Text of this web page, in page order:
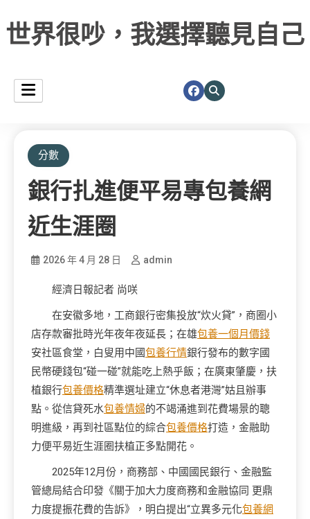
世界很吵，我選擇聽見自己
分數
銀行扎進便平易專包養網
近生涯圈
2026 年 4 月 28 日 admin
經濟日報記者 尚咲
在安徽多地，工商銀行密集投放“炊火貸”，商圈小
店存款審批時光年夜年夜延長；在雄包養一個月價錢
安社區食堂，白叟用中國包養行情銀行發布的數字國
民幣硬錢包“碰一碰”就能吃上熱乎飯；在廣東肇慶，扶
植銀行包養價格精準選址建立“休息者港灣”姑且辦事
點。從信貸死水包養情婦的不竭涌進到花費場景的聰
明進級，再到社區點位的綜合包養價格打造，金融助
力便平易近生涯圈扶植正多點開花。
2025年12月份，商務部、中國國民銀行、金融監
管總局結合印發《關于加大力度商務和金融協同 更鼎
力度提振花費的告訴》，明白提出“立異多元化包養網